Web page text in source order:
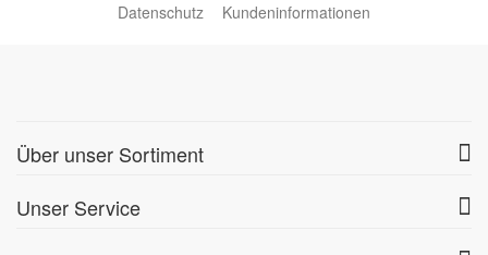
Datenschutz Kundeninformationen
Über unser Sortiment
Unser Service